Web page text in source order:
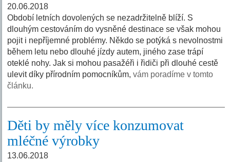
20.06.2018
Období letních dovolených se nezadržitelně blíží. S
dlouhým cestováním do vysněné destinace se však mohou
pojit i nepříjemné problémy. Někdo se potýká s nevolnostmi
během letu nebo dlouhé jízdy autem, jiného zase trápí
oteklé nohy. Jak si mohou pasažéři i řidiči při dlouhé cestě
ulevit díky přírodním pomocníkům,vám poradíme v tomto
článku.
Děti by měly více konzumovat
mléčné výrobky
13.06.2018